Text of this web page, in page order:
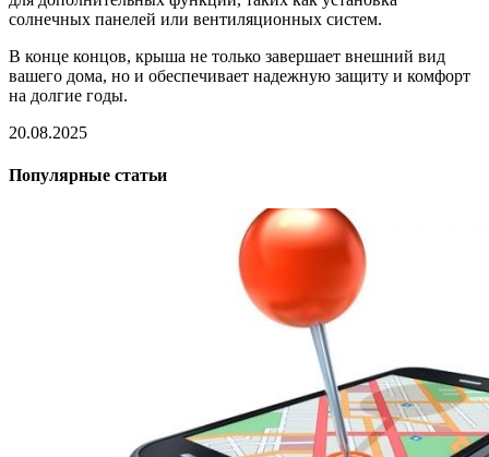
солнечных панелей или вентиляционных систем.
В конце концов, крыша не только завершает внешний вид
вашего дома, но и обеспечивает надежную защиту и комфорт
на долгие годы.
20.08.2025
Популярные статьи